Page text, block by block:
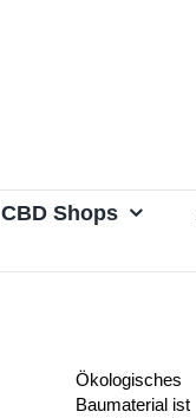
CBD Shops
Ökologisches
Baumaterial ist